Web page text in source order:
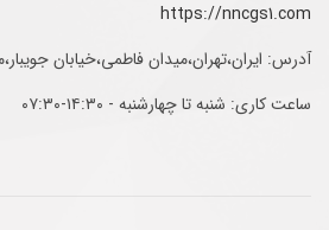
https://nncgs1.com
آدرس: ایران،تهران،میدان فاطمی،خیابان
ساعت کاری: شنبه تا چهارشنبه - ۱۴:۳۰-۰۷:۳۰